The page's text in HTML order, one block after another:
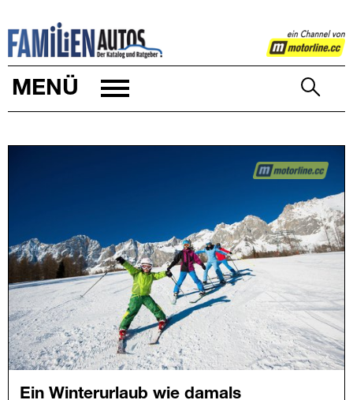
FAMILIENAUTOS
MENÜ